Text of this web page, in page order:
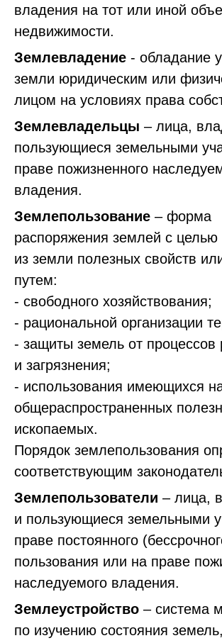
владения на тот или иной
недвижимости.
Землевладение - обладание
земли юридическим или
лицом на условиях права
Землевладельцы – лица,
пользующиеся земельными
праве пожизненного
владения.
Землепользование – форма
распоряжения землей с целью
из земли полезных свойств
путем:
- свободного хозяйствования;
- рациональной организации
- защиты земель от процессов
и загрязнения;
- использования имеющихся
общераспространенных
ископаемых.
Порядок землепользования
соответствующим
Землепользователи – лица,
и пользующиеся земельными
праве постоянного
пользования или на праве
наследуемого владения.
Землеустройство – система
по изучению состояния земель,